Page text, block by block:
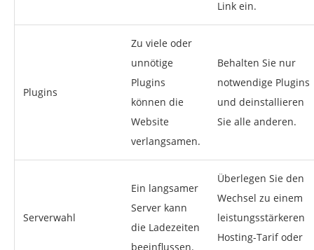
Link ein.
Plugins
Zu viele oder
unnötige
Plugins
können die
Website
verlangsamen.
Behalten Sie nur
notwendige Plugins
und deinstallieren
Sie alle anderen.
Serverwahl
Ein langsamer
Server kann
die Ladezeiten
beeinflussen.
Überlegen Sie den
Wechsel zu einem
leistungsstärkeren
Hosting-Tarif oder